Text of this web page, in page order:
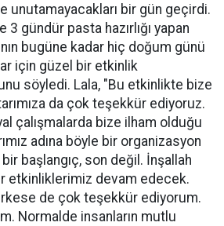
unutamayacakları bir gün geçirdi.
gündür pasta hazırlığı yapan
bugüne kadar hiç doğum günü
için güzel bir etkinlik
söyledi. Lala, "Bu etkinlikte bize
da çok teşekkür ediyoruz.
çalışmalarda bize ilham olduğu
adına böyle bir organizasyon
başlangıç, son değil. İnşallah
etkinliklerimiz devam edecek.
de çok teşekkür ediyorum.
Normalde insanların mutlu